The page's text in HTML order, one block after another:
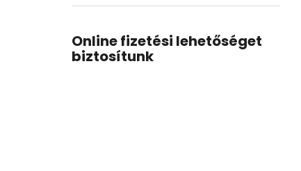
Online fizetési lehetőséget
biztosítunk